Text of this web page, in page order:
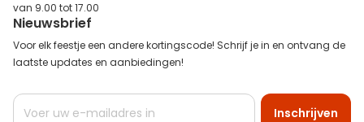
van 9.00 tot 17.00
Nieuwsbrief
Voor elk feestje een andere kortingscode! Schrijf je in en ontvang de
laatste updates en aanbiedingen!
Abonneer
Inschrijven